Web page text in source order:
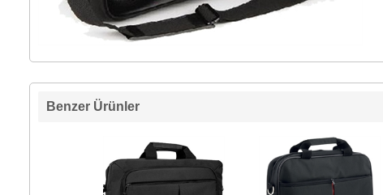
Benzer Ürünler